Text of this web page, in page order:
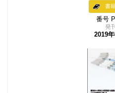
書
番号
発
2019年